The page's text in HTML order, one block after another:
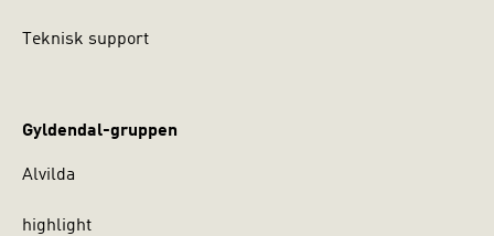
Teknisk support
Gyldendal-gruppen
Alvilda
highlight